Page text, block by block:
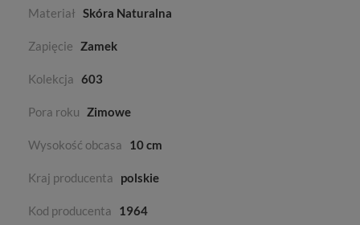
Materiał Skóra Naturalna
Zapięcie Zamek
Kolekcja 603
Pora roku Zimowe
Wysokość obcasa 10 cm
Kraj producenta polskie
Kod producenta 1964